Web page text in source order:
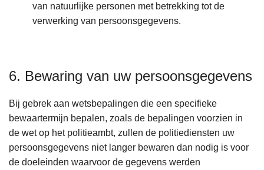
van natuurlijke personen met betrekking tot de
verwerking van persoonsgegevens.
6. Bewaring van uw persoonsgegevens
Bij gebrek aan wetsbepalingen die een specifieke
bewaartermijn bepalen, zoals de bepalingen voorzien in
de wet op het politieambt, zullen de politiediensten uw
persoonsgegevens niet langer bewaren dan nodig is voor
de doeleinden waarvoor de gegevens werden